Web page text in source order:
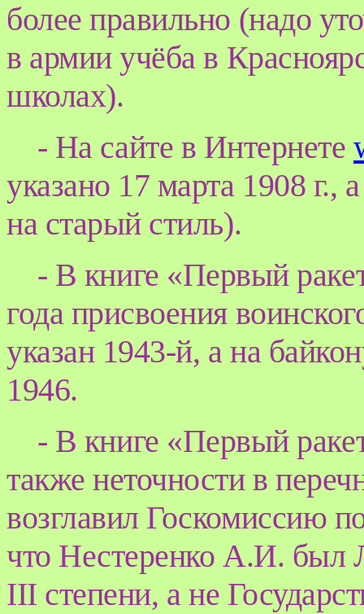
более правильно (надо
в армии учёба в
школах).
- На сайте в Интернете
указано 17 марта 1908 г.,
на старый стиль).
- В книге «Первый
года присвоения
указан 1943-й, а на
1946.
- В книге «Первый
также неточности в
возглавил Госкомиссию
что Нестеренко А.И. был
III степени, а не